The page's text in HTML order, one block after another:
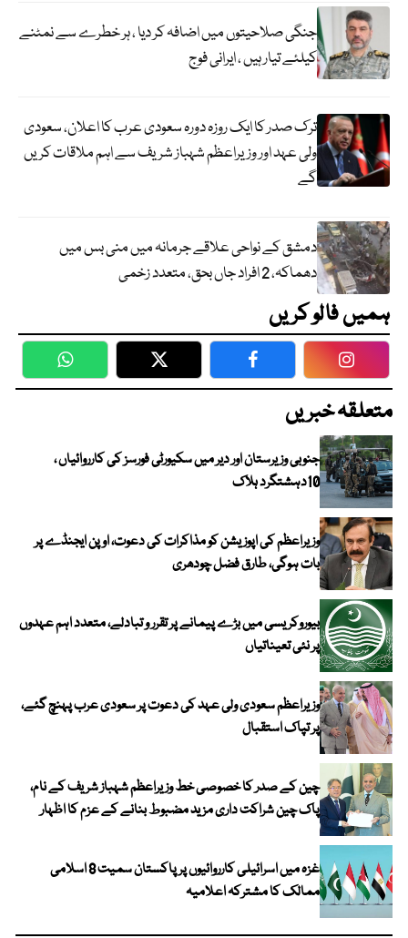
جنگی صلاحیتوں میں اضافہ کر دیا ، ہر خطرے سے نمٹنے
کیلئے تیار ہیں ، ایرانی فوج
ترک صدر کا ایک روزہ دورہ سعودی عرب کا اعلان، سعودی
ولی عہد اور وزیراعظم شہباز شریف سے اہم ملاقات کریں
گے
دمشق کے نواحی علاقے جرمانہ میں منی بس میں
دھماکہ، 2 افراد جاں بحق، متعدد زخمی
ہمیں فالو کریں
WhatsApp Twitter Facebook
متعلقہ خبریں
جنوبی وزیرستان اور دیر میں سکیورٹی فورسز کی کارروائیاں ،
10دہشتگرد ہلاک
وزیراعظم کی اپوزیشن کو مذاکرات کی دعوت، اوپن ایجنڈے پر
بات ہوگی، طارق فضل چودھری
بیوروکریسی میں بڑے پیمانے پر تقرر و تبادلے، متعدد اہم عہدوں
پر نئی تعیناتیاں
وزیراعظم سعودی ولی عہد کی دعوت پر سعودی عرب پہنچ گئے،
پر تپاک استقبال
چین کے صدر کا خصوصی خط وزیراعظم شہباز شریف کے نام،
پاک چین شراکت داری مزید مضبوط بنانے کے عزم کا اظہار
غزہ میں اسرائیلی کارروائیوں پر پاکستان سمیت 8 اسلامی
ممالک کا مشترکہ اعلامیہ